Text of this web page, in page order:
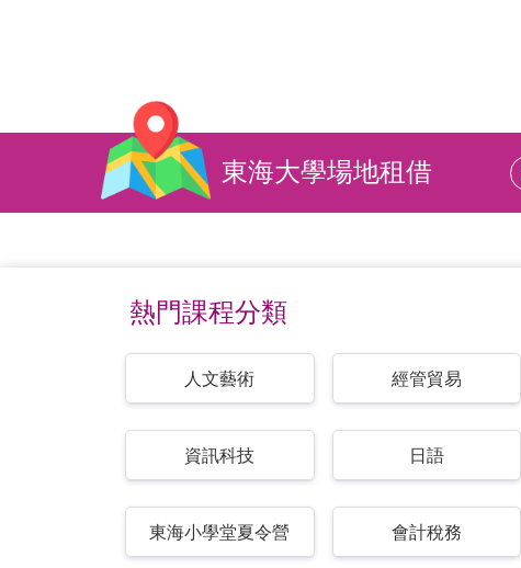
東海大學場地租借
熱門課程分類
人文藝術 經管貿易
資訊科技 日語
東海小學堂夏令營 會計稅務